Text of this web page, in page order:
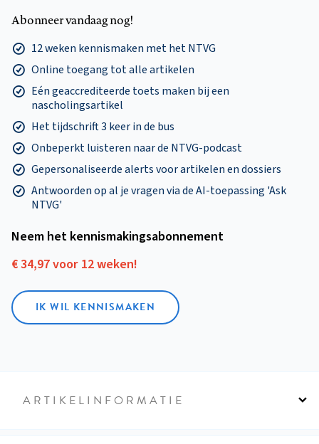
Abonneer vandaag nog!
12 weken kennismaken met het NTVG
Online toegang tot alle artikelen
Eén geaccrediteerde toets maken bij een
nascholingsartikel
Het tijdschrift 3 keer in de bus
Onbeperkt luisteren naar de NTVG-podcast
Gepersonaliseerde alerts voor artikelen en dossiers
Antwoorden op al je vragen via de AI-toepassing 'Ask
NTVG'
Neem het kennismakings­abonnement
€ 34,97 voor 12 weken!
IK WIL KENNISMAKEN
ARTIKELINFORMATIE